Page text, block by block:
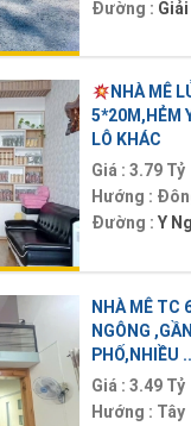
Đường :
NHÀ MÊ
5*20M,HẺM
LÔ KHÁC
Giá : 3.79 Tỷ
Hướng :
Đường : Y
NHÀ MÊ TC
NGÔNG
PHỐ,NHIỀU
Giá : 3.49 Tỷ
Hướng : Tây